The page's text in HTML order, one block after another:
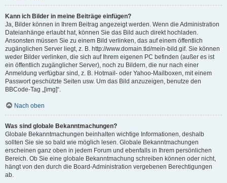
Kann ich Bilder in meine Beiträge einfügen?
Ja, Bilder können in Ihrem Beitrag angezeigt werden. Wenn die Administration
Dateianhänge erlaubt hat, können Sie das Bild auch direkt hochladen.
Ansonsten müssen Sie zu einem Bild verlinken, das auf einem öffentlich
zugänglichen Server liegt, z. B. http://www.domain.tld/mein-bild.gif. Sie können
weder Bilder verlinken, die sich auf Ihrem eigenen PC befinden (außer es ist
ein öffentlich zugänglicher Server), noch zu Bildern, die nur nach einer
Anmeldung verfügbar sind, z. B. Hotmail- oder Yahoo-Mailboxen, mit einem
Passwort geschützte Seiten usw. Um das Bild anzuzeigen, benutze den
BBCode-Tag „[img]“.
Nach oben
Was sind globale Bekanntmachungen?
Globale Bekanntmachungen beinhalten wichtige Informationen, deshalb
sollten Sie sie so bald wie möglich lesen. Globale Bekanntmachungen
erscheinen ganz oben in jedem Forum und ebenfalls in Ihrem persönlichen
Bereich. Ob Sie eine globale Bekanntmachung schreiben können oder nicht,
hängt von den durch die Board-Administration vergebenen Berechtigungen
ab.